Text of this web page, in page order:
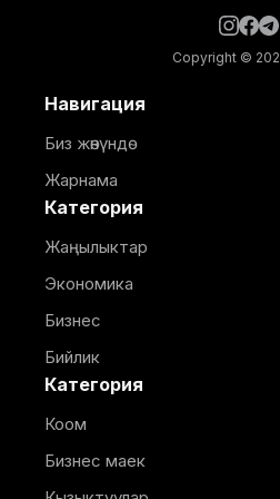
Copyright ©
Навигация
Биз жөнүндө
Жарнама
Категория
Жаңылыктар
Экономика
Бизнес
Бийлик
Категория
Коом
Бизнес маек